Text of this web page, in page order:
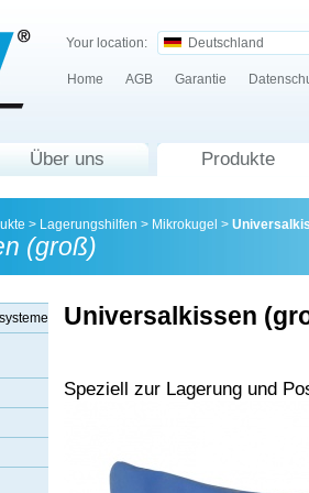
Your location: Deutschland
Home AGB Garantie
Über uns Produkte
> Lagerungshilfen > Mikrokugel >
(groß)
Universalkissen
Speziell zur Lagerung und